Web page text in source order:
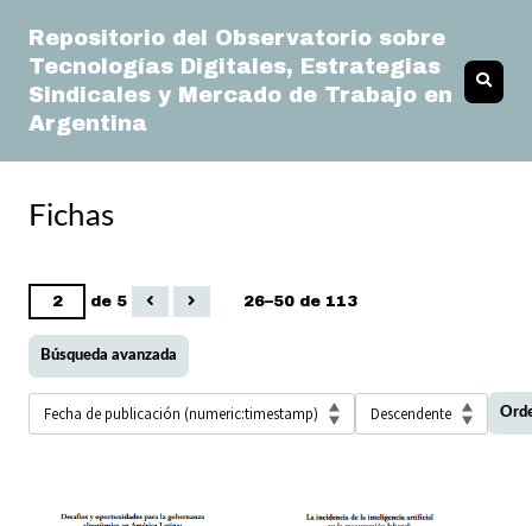
Repositorio del Observatorio sobre
Tecnologías Digitales, Estrategias
Sindicales y Mercado de Trabajo en
Argentina
Fichas
de 5 26–50 de 113
Búsqueda avanzada